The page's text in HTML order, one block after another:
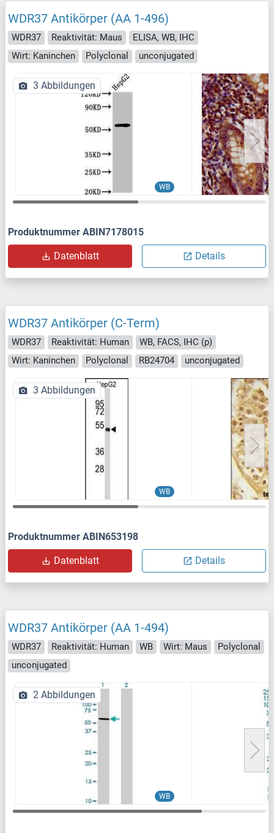
WDR37 Antikörper (AA 1-496)
WDR37 Reaktivität: Maus
ELISA, WB, IHC
Wirt: Kaninchen
Polyclonal unconjugated
WB
3 Abbildungen
Produktnummer ABIN7178015
Datenblatt Details
WDR37 Antikörper (C-Term)
WDR37 Reaktivität: Human
WB, FACS, IHC (p)
Wirt: Kaninchen
Polyclonal RB24704 unconjugated
WB
3 Abbildungen
Produktnummer ABIN653198
Datenblatt Details
WDR37 Antikörper (AA 1-494)
WDR37 Reaktivität: Human WB Wirt: Maus
Polyclonal
unconjugated
WB
2 Abbildungen